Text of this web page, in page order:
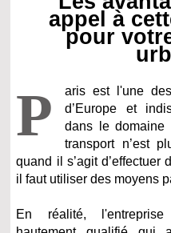
appel à
pour
P
aris est l'une
d’Europe et
dans le domaine
transport n’est
quand il s’agit d’effectuer
il faut utiliser des moyens
En réalité, l'entreprise